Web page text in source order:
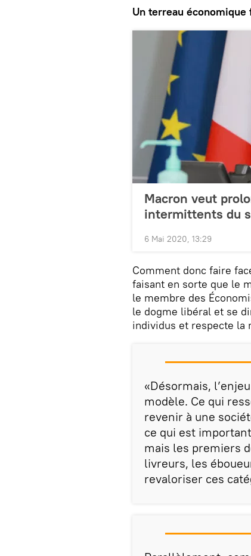
Un terreau
Macron veut
intermittents du
6 Mai 2020, 13:29
Comment donc faire
faisant en sorte que le
le membre des
le dogme libéral et se
individus et respecte la
«Désormais,
modèle. Ce qui
revenir à une
ce qui est
mais les premiers
livreurs, les
revaloriser ces